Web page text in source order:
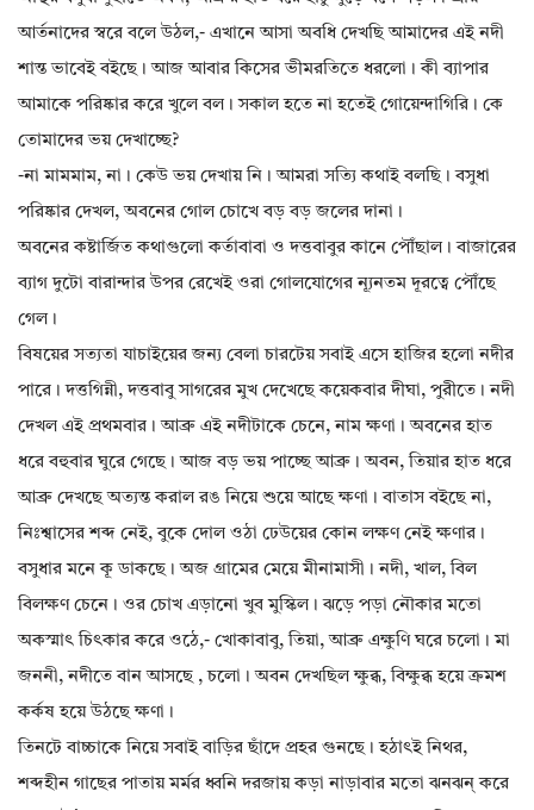
আর্তনাদের স্বরে বলে উঠল,- এখানে আসা অবধি দেখছি আমাদের এই নদী
শান্ত ভাবেই বইছে। আজ আবার কিসের ভীমরতিতে ধরলো। কী ব‍্যাপার
আমাকে পরিষ্কার করে খুলে বল। সকাল হতে না হতেই গোয়েন্দাগিরি। কে
তোমাদের ভয় দেখাচ্ছে?
-না মামমাম, না। কেউ ভয় দেখায় নি। আমরা সত্যি কথাই বলছি। বসুধা
পরিষ্কার দেখল, অবনের গোল চোখে বড় বড় জলের দানা।
অবনের কষ্টার্জিত কথাগুলো কর্তাবাবা ও দত্তবাবুর কানে পৌঁছাল। বাজারের
ব্যাগ দুটো বারান্দার উপর রেখেই ওরা গোলযোগের ন্যূনতম দূরত্বে পৌঁছে
গেল।
বিষয়ের সত‍্যতা যাচাইয়ের জন‍্য বেলা চারটেয় সবাই এসে হাজির হলো নদীর
পারে। দত্তগিন্নী, দত্তবাবু সাগরের মুখ দেখেছে কয়েকবার দীঘা, পুরীতে। নদী
দেখল এই প্রথমবার। আব্রু এই নদীটাকে চেনে, নাম ক্ষণা। অবনের হাত
ধরে বহুবার ঘুরে গেছে। আজ বড় ভয় পাচ্ছে আব্রু। অবন, তিয়ার হাত ধরে
আব্রু দেখছে অত‍্যন্ত করাল রঙ নিয়ে শুয়ে আছে ক্ষণা। বাতাস বইছে না,
নিঃশ্বাসের শব্দ নেই, বুকে দোল ওঠা ঢেউয়ের কোন লক্ষণ নেই ক্ষণার।
বসুধার মনে কূ ডাকছে। অজ গ্রামের মেয়ে মীনামাসী। নদী, খাল, বিল
বিলক্ষণ চেনে। ওর চোখ এড়ানো খুব মুস্কিল। ঝড়ে পড়া নৌকার মতো
অকস্মাৎ চিৎকার করে ওঠে,- খোকাবাবু, তিয়া, আব্রু এক্ষুণি ঘরে চলো। মা
জননী, নদীতে বান আসছে , চলো। অবন দেখছিল ক্ষুব্ধ, বিক্ষুব্ধ হয়ে ক্রমশ
কর্কষ হয়ে উঠছে ক্ষণা।
তিনটে বাচ্চাকে নিয়ে সবাই বাড়ির ছাঁদে প্রহর গুনছে। হঠাৎই নিথর,
শব্দহীন গাছের পাতায় মর্মর ধ্বনি দরজায় কড়া নাড়াবার মতো ঝনঝন্ করে